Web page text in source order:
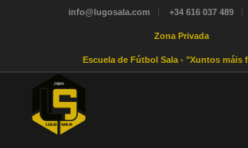
info@lugosala.com +34 616 037 489
Zona Privada
Escuela de Fútbol Sala - "Xuntos máis